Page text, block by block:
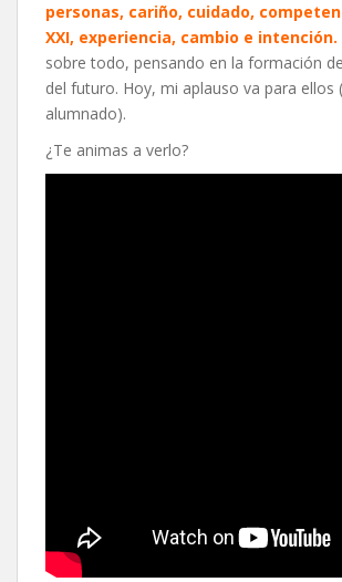
personas, cariño, cuidado,
XXI, experiencia, cambio e intención.
sobre todo, pensando en la formación
del futuro. Hoy, mi aplauso va para ellos
alumnado).
¿Te animas a verlo?